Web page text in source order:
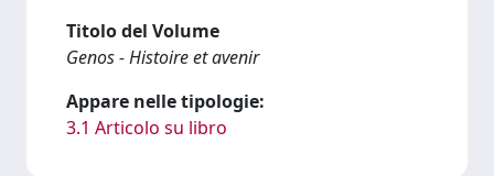
Titolo del Volume
Genos - Histoire et avenir
Appare nelle tipologie:
3.1 Articolo su libro